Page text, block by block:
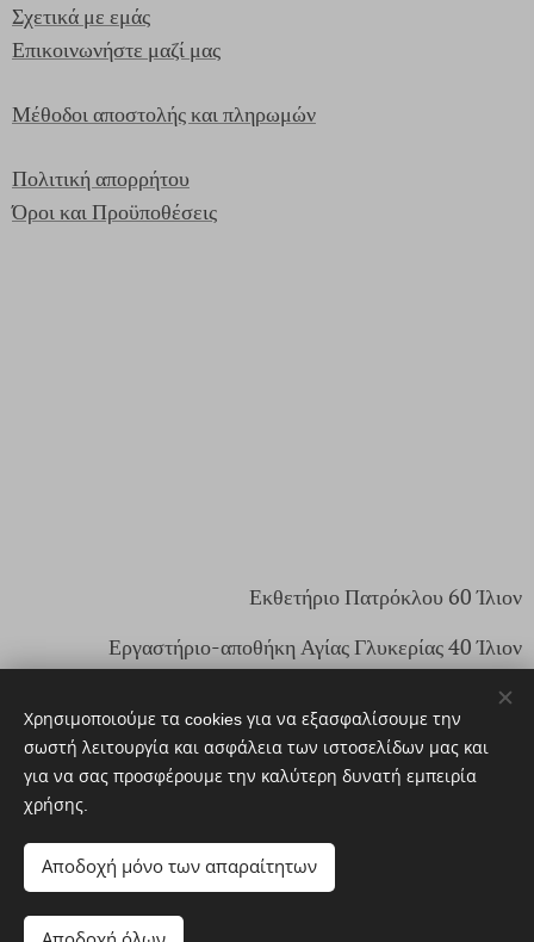
Σχετικά με εμάς
Επικοινωνήστε μαζί μας
Μέθοδοι αποστολής και πληρωμών
Πολιτική απορρήτου
Όροι και Προϋποθέσεις
Εκθετήριο Πατρόκλου 60 Ίλιον
Εργαστήριο-αποθήκη Αγίας Γλυκερίας 40 Ίλιον
Email:eshop@agiontexnes.com
Τηλέφωνο:2102613870
ΑρΓΕΜΗ: 166171803000
© 2025. Αγίων Τέχνες Santi Arti. Με επιφύλαξη παντός
Χρησιμοποιούμε τα cookies για να εξασφαλίσουμε την
σωστή λειτουργία και ασφάλεια των ιστοσελίδων μας και
για να σας προσφέρουμε την καλύτερη δυνατή εμπειρία
χρήσης.
Αποδοχή μόνο των απαραίτητων